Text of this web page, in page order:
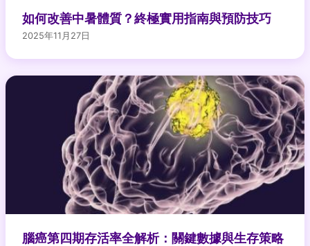
如何改善中暑體質？終極實用指南與預防技巧
2025年11月27日
腦癌第四期存活率全解析：關鍵數據與生存策略